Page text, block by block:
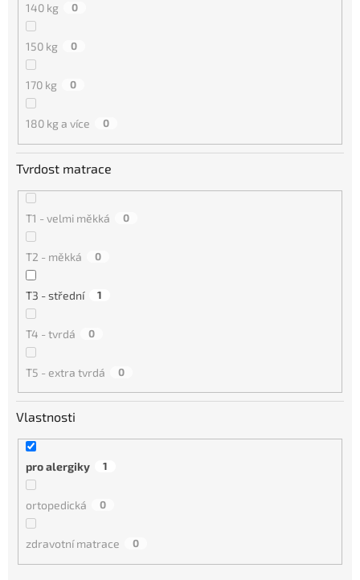
140 kg 0
150 kg 0
170 kg 0
180 kg a více 0
Tvrdost matrace
T1 - velmi měkká 0
T2 - měkká 0
T3 - střední 1
T4 - tvrdá 0
T5 - extra tvrdá 0
Vlastnosti
pro alergiky 1
ortopedická 0
zdravotní matrace 0